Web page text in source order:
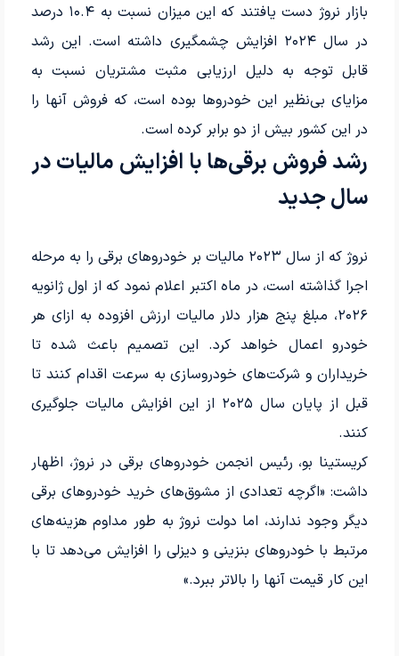
بازار نروژ دست یافتند که این میزان نسبت به ۱۰.۴ درصد
در سال ۲۰۲۴ افزایش چشمگیری داشته است. این رشد
قابل توجه به دلیل ارزیابی مثبت مشتریان نسبت به
مزایای بی‌نظیر این خودروها بوده است، که فروش آنها را
در این کشور بیش از دو برابر کرده است.
رشد فروش برقی‌ها با افزایش مالیات در
سال جدید
نروژ که از سال ۲۰۲۳ مالیات بر خودروهای برقی را به مرحله
اجرا گذاشته است، در ماه اکتبر اعلام نمود که از اول ژانویه
۲۰۲۶، مبلغ پنج هزار دلار مالیات ارزش افزوده به ازای هر
خودرو اعمال خواهد کرد. این تصمیم باعث شده تا
خریداران و شرکت‌های خودروسازی به سرعت اقدام کنند تا
قبل از پایان سال ۲۰۲۵ از این افزایش مالیات جلوگیری
کنند.
کریستینا بو، رئیس انجمن خودروهای برقی در نروژ، اظهار
داشت: «اگرچه تعدادی از مشوق‌های خرید خودروهای برقی
دیگر وجود ندارند، اما دولت نروژ به طور مداوم هزینه‌های
مرتبط با خودروهای بنزینی و دیزلی را افزایش می‌دهد تا با
این کار قیمت آنها را بالاتر ببرد.»